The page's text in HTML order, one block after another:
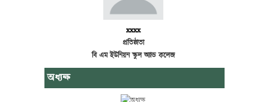
xxxx
প্রতিষ্ঠাতা
বি এম ইউনিয়ন স্কুল অ্যান্ড কলেজ
অধ্যক্ষ